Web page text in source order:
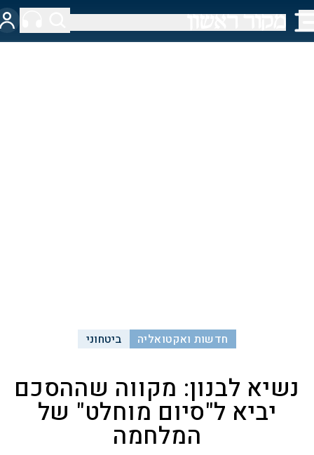
חדשות ואקטואליה ביטחוני
נשיא לבנון: מקווה שההסכם
יביא ל"סיום מוחלט" של
המלחמה